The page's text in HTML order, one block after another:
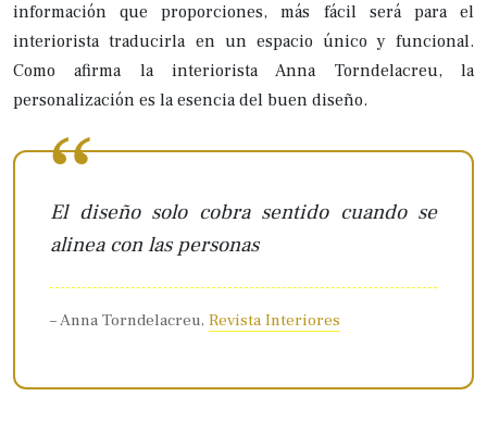
información que proporciones, más fácil será para el
interiorista traducirla en un espacio único y funcional.
Como afirma la interiorista Anna Torndelacreu, la
personalización es la esencia del buen diseño.
El diseño solo cobra sentido cuando se
alinea con las personas
– Anna Torndelacreu, Revista Interiores